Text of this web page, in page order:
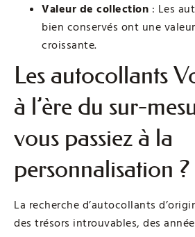
Valeur de collection : Les
bien conservés ont une
croissante.
Les autocollants
à l’ère du sur-
vous passiez à la
personnalisation ?
La recherche d’autocollants
des trésors introuvables, des